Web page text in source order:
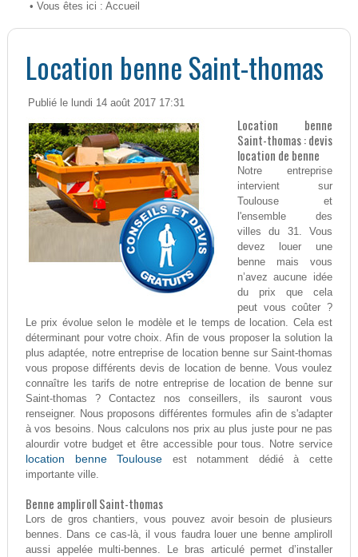
• Vous êtes ici : Accueil
Location benne Saint-thomas
Publié le lundi 14 août 2017 17:31
Location benne
Saint-thomas : devis
location de benne
Notre entreprise
intervient sur
Toulouse et
l'ensemble des
villes du 31. Vous
devez louer une
benne mais vous
n’avez aucune idée
du prix que cela
peut vous coûter ?
Le prix évolue selon le modèle et le temps de location. Cela est
déterminant pour votre choix. Afin de vous proposer la solution la
plus adaptée, notre entreprise de location benne sur Saint-thomas
vous propose différents devis de location de benne. Vous voulez
connaître les tarifs de notre entreprise de location de benne sur
Saint-thomas ? Contactez nos conseillers, ils sauront vous
renseigner. Nous proposons différentes formules afin de s'adapter
à vos besoins. Nous calculons nos prix au plus juste pour ne pas
alourdir votre budget et être accessible pour tous. Notre service
location benne Toulouse est notamment dédié à cette
importante ville.
Benne ampliroll Saint-thomas
Lors de gros chantiers, vous pouvez avoir besoin de plusieurs
bennes. Dans ce cas-là, il vous faudra louer une benne ampliroll
aussi appelée multi-bennes. Le bras articulé permet d’installer